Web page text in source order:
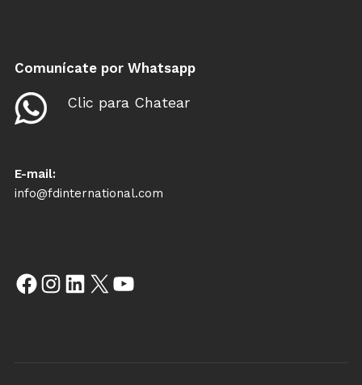
Comunícate por Whatsapp
Clic para Chatear
E-mail:
info@fdinternational.com